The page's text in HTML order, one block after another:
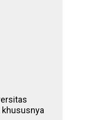
khususnya